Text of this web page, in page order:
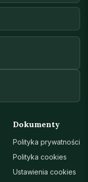
Dokumenty
Polityka prywatności
Polityka cookies
Ustawienia cookies